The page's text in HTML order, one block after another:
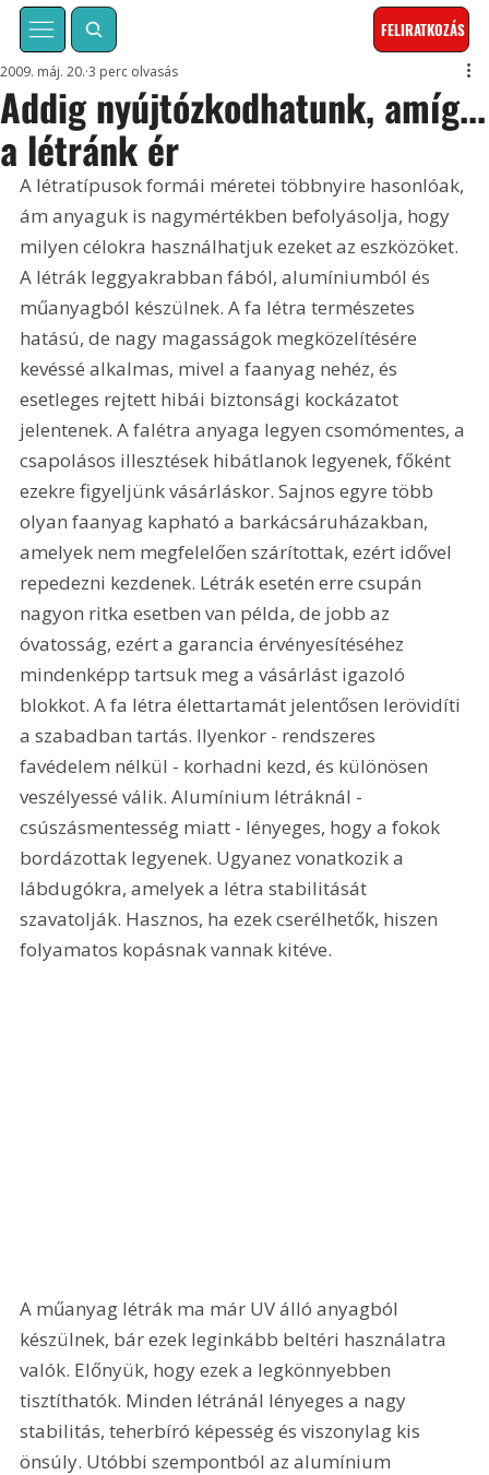
FELIRATKOZÁS
Addig nyújtózkodhatunk, amíg...
a létránk ér
2009. máj. 20. 3 perc olvasás
A létratípusok formái méretei többnyire hasonlóak,
ám anyaguk is nagymértékben befolyásolja, hogy
milyen célokra használhatjuk ezeket az eszközöket.
A létrák leggyakrabban fából, alumíniumból és
műanyagból készülnek. A fa létra természetes
hatású, de nagy magasságok megközelítésére
kevéssé alkalmas, mivel a faanyag nehéz, és
esetleges rejtett hibái biztonsági kockázatot
jelentenek. A falétra anyaga legyen csomómentes, a
csapolásos illesztések hibátlanok legyenek, főként
ezekre figyeljünk vásárláskor. Sajnos egyre több
olyan faanyag kapható a barkácsáruházakban,
amelyek nem megfelelően szárítottak, ezért idővel
repedezni kezdenek. Létrák esetén erre csupán
nagyon ritka esetben van példa, de jobb az
óvatosság, ezért a garancia érvényesítéséhez
mindenképp tartsuk meg a vásárlást igazoló
blokkot. A fa létra élettartamát jelentősen lerövidíti
a szabadban tartás. Ilyenkor - rendszeres
favédelem nélkül - korhadni kezd, és különösen
veszélyessé válik. Alumínium létráknál -
csúszásmentesség miatt - lényeges, hogy a fokok
bordázottak legyenek. Ugyanez vonatkozik a
lábdugókra, amelyek a létra stabilitását
szavatolják. Hasznos, ha ezek cserélhetők, hiszen
folyamatos kopásnak vannak kitéve.
A műanyag létrák ma már UV álló anyagból
készülnek, bár ezek leginkább beltéri használatra
valók. Előnyük, hogy ezek a legkönnyebben
tisztíthatók. Minden létránál lényeges a nagy
stabilitás, teherbíró képesség és viszonylag kis
önsúly. Utóbbi szempontból az alumínium